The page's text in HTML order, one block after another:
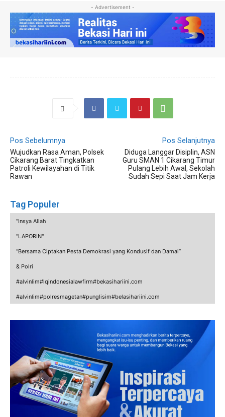
- Advertisement -
Pos Sebelumnya
Wujudkan Rasa Aman, Polsek
Cikarang Barat Tingkatkan
Patroli Kewilayahan di Titik
Rawan
Pos Selanjutnya
Diduga Langgar Disiplin, ASN
Guru SMAN 1 Cikarang Timur
Pulang Lebih Awal, Sekolah
Sudah Sepi Saat Jam Kerja
Tag Populer
"Insya Allah
"LAPORIN"
“Bersama Ciptakan Pesta Demokrasi yang Kondusif dan Damai”
& Polri
#alvinlim#lqindonesialawfirm#bekasihariini.com
#alvinlim#polresmagetan#punglisim#belasihariini.com